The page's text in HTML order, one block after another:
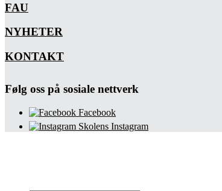
FAU
NYHETER
KONTAKT
Følg oss på sosiale nettverk
Facebook
Skolens Instagram